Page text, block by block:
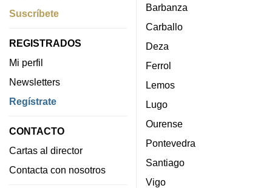
Suscríbete
REGISTRADOS
Mi perfil
Newsletters
Regístrate
CONTACTO
Cartas al director
Contacta con nosotros
Barbanza
Carballo
Deza
Ferrol
Lemos
Lugo
Ourense
Pontevedra
Santiago
Vigo